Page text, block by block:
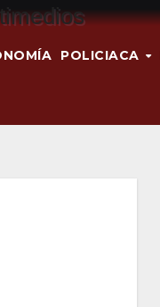
POLICIACA